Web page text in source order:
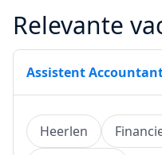
Relevante
Assistent
Heerlen